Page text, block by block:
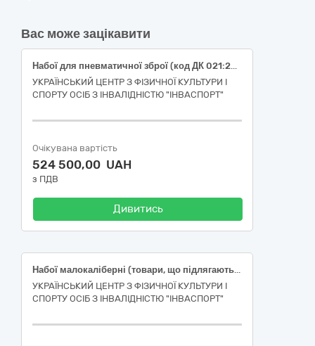
Вас може зацікавити
Набої для пневматичної зброї (код ДК 021:2015 – 35330000-6 "Боєприпаси")
УКРАЇНСЬКИЙ ЦЕНТР З ФІЗИЧНОЇ КУЛЬТУРИ І
СПОРТУ ОСІБ З ІНВАЛІДНІСТЮ "ІНВАСПОРТ"
Очікувана вартість
524 500,00 UAH
з ПДВ
Дивитись
Набої малокаліберні (товари, що підлягаються ліцензуванню) (код ДК 021:2015 – 35330000-6 "Боєприпаси")
УКРАЇНСЬКИЙ ЦЕНТР З ФІЗИЧНОЇ КУЛЬТУРИ І
СПОРТУ ОСІБ З ІНВАЛІДНІСТЮ "ІНВАСПОРТ"